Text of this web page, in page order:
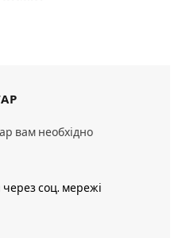
вам необхідно
через соц. мережі